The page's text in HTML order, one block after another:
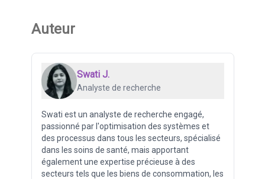
Auteur
Swati J.
Analyste de recherche
Swati est un analyste de recherche engagé,
passionné par l'optimisation des systèmes et
des processus dans tous les secteurs, spécialisé
dans les soins de santé, mais apportant
également une expertise précieuse à des
secteurs tels que les biens de consommation, les